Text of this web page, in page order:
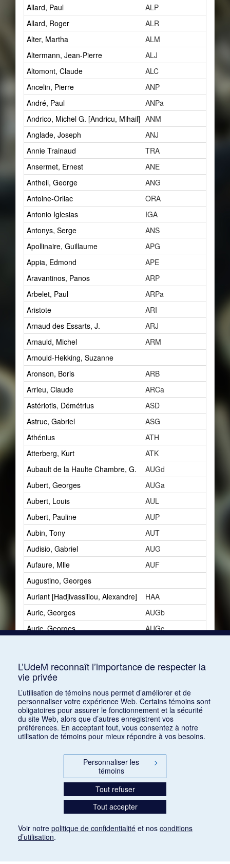
Allard, Paul
ALP
Allard, Roger
ALR
Alter, Martha
ALM
Altermann, Jean-Pierre
ALJ
Altomont, Claude
ALC
Ancelin, Pierre
ANP
André, Paul
ANPa
Andrico, Michel G. [Andricu, Mihail] ANM
Anglade, Joseph
ANJ
Annie Trainaud
TRA
Ansermet, Ernest
ANE
Antheil, George
ANG
Antoine-Orliac
ORA
Antonio Iglesias
IGA
Antonys, Serge
ANS
Apollinaire, Guillaume
APG
Appia, Edmond
APE
Aravantinos, Panos
ARP
Arbelet, Paul
ARPa
Aristote
ARI
Arnaud des Essarts, J.
ARJ
Arnauld, Michel
ARM
Arnould-Hekking, Suzanne
Aronson, Boris
ARB
Arrieu, Claude
ARCa
Astériotis, Démétrius
ASD
Astruc, Gabriel
ASG
Athénius
ATH
Atterberg, Kurt
ATK
Aubault de la Haulte Chambre, G.
AUGd
Aubert, Georges
AUGa
Aubert, Louis
AUL
Aubert, Pauline
AUP
Aubin, Tony
AUT
Audisio, Gabriel
AUG
Aufaure, Mlle
AUF
Augustino, Georges
Auriant [Hadjivassiliou, Alexandre]
HAA
Auric, Georges
AUGb
Auric, Georges
AUGc
3
Azpiri, Munoz
L’UdeM reconnaît l’importance de respecter la
vie privée
L’utilisation de témoins nous permet d’améliorer et de
personnaliser votre expérience Web. Certains témoins sont
obligatoires pour assurer le fonctionnement et la sécurité
du site Web, alors que d’autres enregistrent vos
préférences. En acceptant tout, vous consentez à notre
utilisation de témoins pour mieux répondre à vos besoins.
Personnaliser les
témoins
>
Tout refuser
Tout accepter
Voir notre politique de confidentialité et nos conditions
d’utilisation.